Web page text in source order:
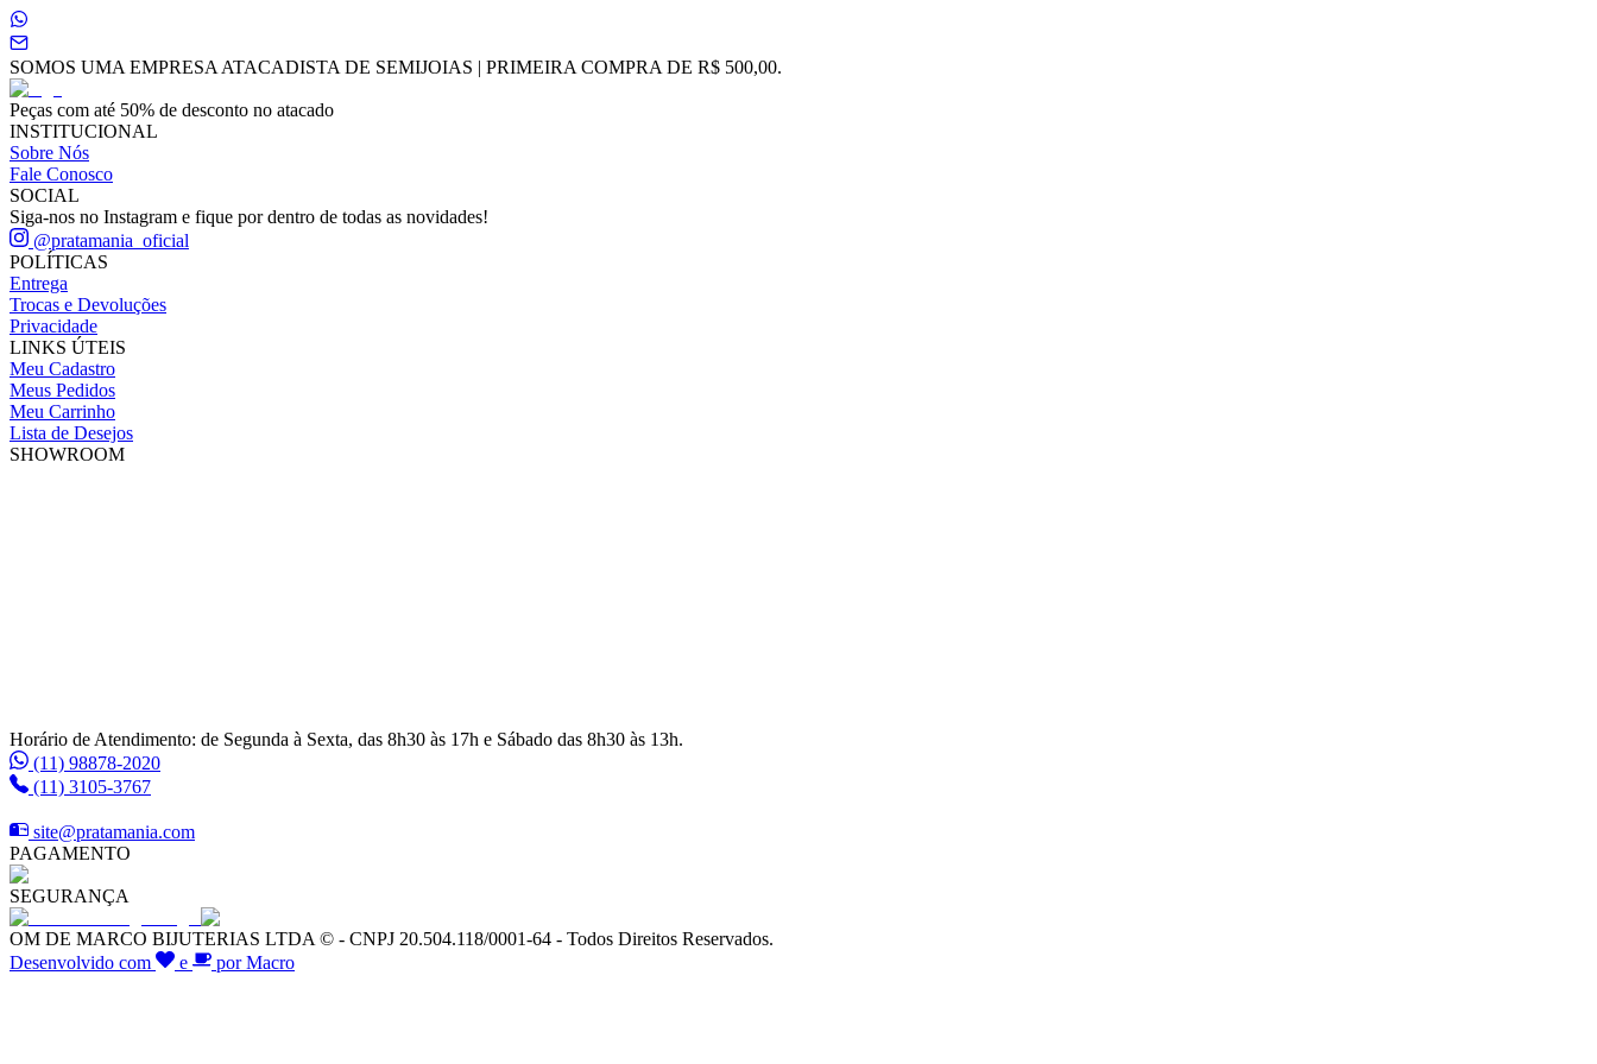
SOMOS UMA EMPRESA ATACADISTA DE SEMIJOIAS | PRIMEIRA COMPRA DE R$ 500,00.
Peças com até 50% de desconto no atacado
INSTITUCIONAL
Sobre Nós
Fale Conosco
SOCIAL
Siga-nos no Instagram e fique por dentro de todas as novidades!
@pratamania_oficial
POLÍTICAS
Entrega
Trocas e Devoluções
Privacidade
LINKS ÚTEIS
Meu Cadastro
Meus Pedidos
Meu Carrinho
Lista de Desejos
SHOWROOM
Horário de Atendimento: de Segunda à Sexta, das 8h30 às 17h e Sábado das 8h30 às 13h.
(11) 98878-2020
(11) 3105-3767
site@pratamania.com
PAGAMENTO
SEGURANÇA
OM DE MARCO BIJUTERIAS LTDA © - CNPJ 20.504.118/0001-64 - Todos Direitos Reservados.
Desenvolvido com
e por Macro